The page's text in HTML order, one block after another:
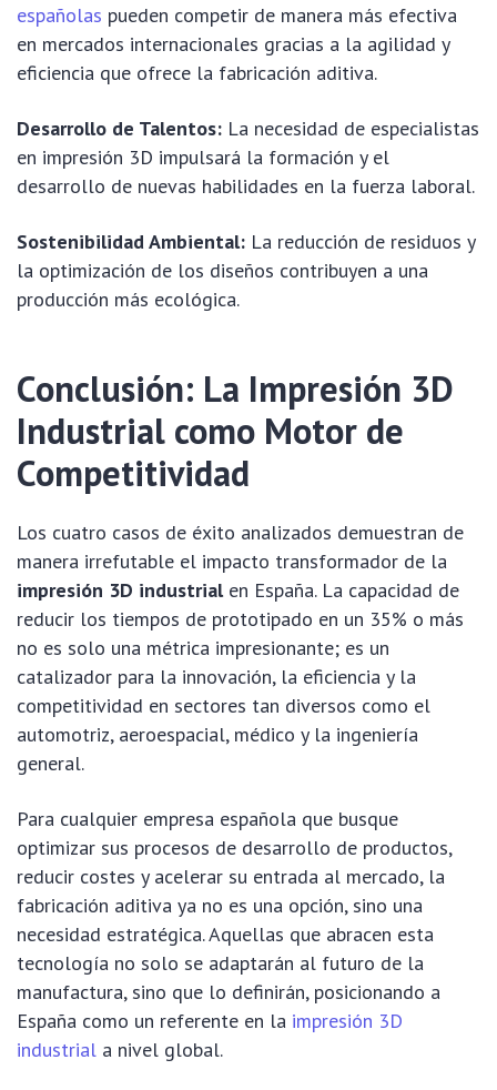
españolas pueden competir de manera más efectiva
en mercados internacionales gracias a la agilidad y
eficiencia que ofrece la fabricación aditiva.
Desarrollo de Talentos: La necesidad de especialistas
en impresión 3D impulsará la formación y el
desarrollo de nuevas habilidades en la fuerza laboral.
Sostenibilidad Ambiental: La reducción de residuos y
la optimización de los diseños contribuyen a una
producción más ecológica.
Conclusión: La Impresión 3D
Industrial como Motor de
Competitividad
Los cuatro casos de éxito analizados demuestran de
manera irrefutable el impacto transformador de la
impresión 3D industrialen España. La capacidad de
reducir los tiempos de prototipado en un 35% o más
no es solo una métrica impresionante; es un
catalizador para la innovación, la eficiencia y la
competitividad en sectores tan diversos como el
automotriz, aeroespacial, médico y la ingeniería
general.
Para cualquier empresa española que busque
optimizar sus procesos de desarrollo de productos,
reducir costes y acelerar su entrada al mercado, la
fabricación aditiva ya no es una opción, sino una
necesidad estratégica. Aquellas que abracen esta
tecnología no solo se adaptarán al futuro de la
manufactura, sino que lo definirán, posicionando a
España como un referente en la impresión 3D
industrial a nivel global.